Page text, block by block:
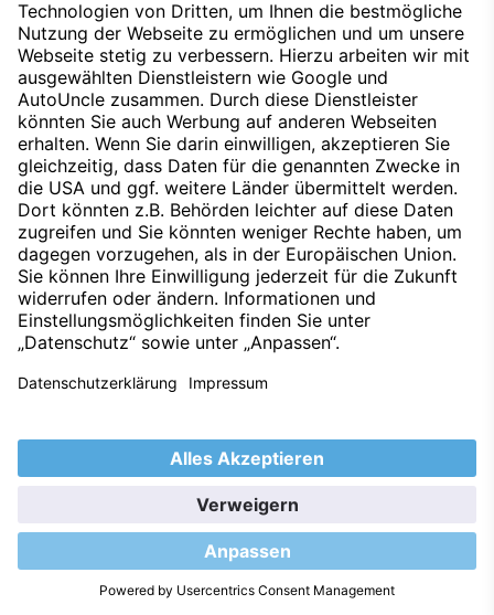
Leiter Kundendienst
+49 7231 495-200
Kontakt aufnehmen
Verina Lentini
+49 7231 495-201
Kontakt aufnehmen